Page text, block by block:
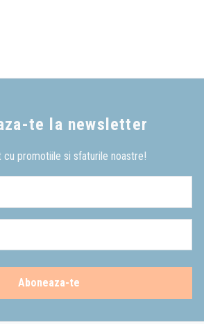
te la newsletter
cu promotiile si sfaturile noastre!
Aboneaza-te